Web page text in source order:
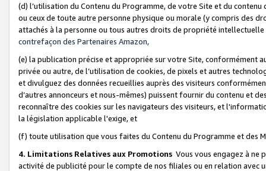
(d) l’utilisation du Contenu du Programme, de votre Site et du
ou ceux de toute autre personne physique ou morale (y compris des
attachés à la personne ou tous autres droits de propriété
contrefaçon des Partenaires Amazon,
(e) la publication précise et appropriée sur votre Site, conformément
privée ou autre, de l’utilisation de cookies, de pixels et autres
et divulguez des données recueillies auprès des visiteurs
d’autres annonceurs et nous-mêmes) puissent fournir du contenu et
reconnaître des cookies sur les navigateurs des visiteurs, et
la législation applicable l'exige, et
(f) toute utilisation que vous faites du Contenu du Programme et des
4. Limitations Relatives aux Promotions Vous vous engagez à ne
activité de publicité pour le compte de nos filiales ou en relation avec